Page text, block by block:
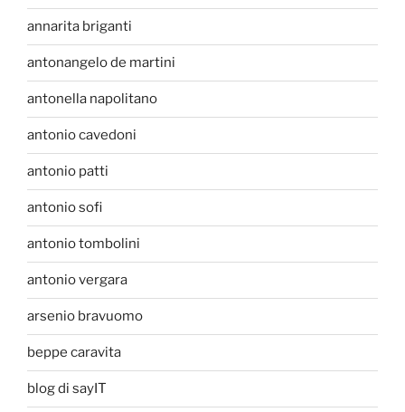
annarita briganti
antonangelo de martini
antonella napolitano
antonio cavedoni
antonio patti
antonio sofi
antonio tombolini
antonio vergara
arsenio bravuomo
beppe caravita
blog di sayIT